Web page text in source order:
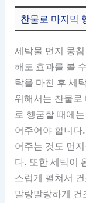
찬물로 마지막
세탁물 먼지 뭉
해도 효과를 볼
탁을 마친 후 세
위해서는 찬물
로 헹굼할 때에
어주어야 합니다
어주는 것도 먼
다. 또한 세탁이
스럽게 펼쳐서
말랑말랑하게 건